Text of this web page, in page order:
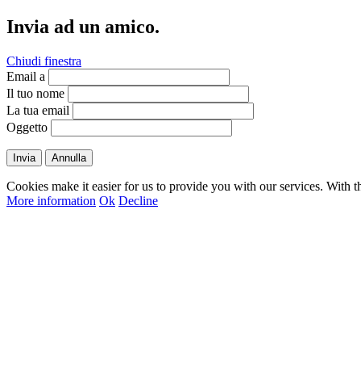
Invia ad un amico.
Chiudi finestra
Email a
Il tuo nome
La tua email
Oggetto
Invia Annulla
Cookies make it easier for us to provide you with our services. With
More information Ok Decline